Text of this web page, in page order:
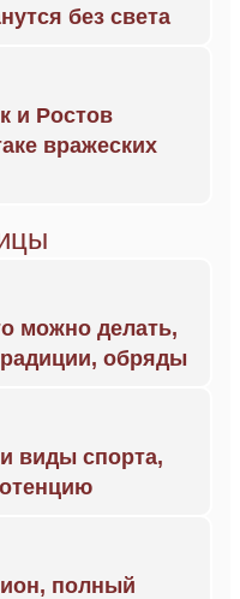
без света
и Ростов
вражеских
можно делать,
обряды
виды спорта,
полный